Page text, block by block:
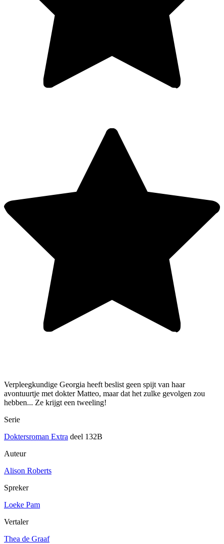
Verpleegkundige Georgia heeft beslist geen spijt van haar
avontuurtje met dokter Matteo, maar dat het zulke gevolgen zou
hebben... Ze krijgt een tweeling!
Serie
Doktersroman Extra deel 132B
Auteur
Alison Roberts
Spreker
Loeke Pam
Vertaler
Thea de Graaf